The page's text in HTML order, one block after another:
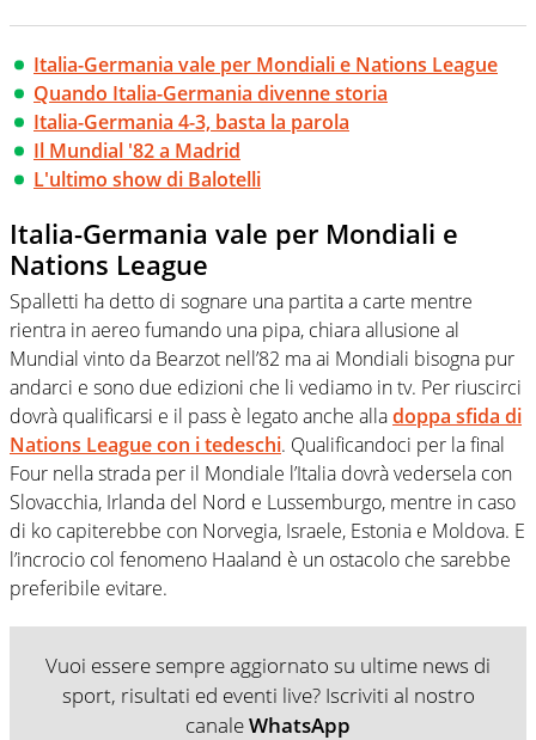
Italia-Germania vale per Mondiali e Nations League
Quando Italia-Germania divenne storia
Italia-Germania 4-3, basta la parola
Il Mundial '82 a Madrid
L'ultimo show di Balotelli
Italia-Germania vale per Mondiali e
Nations League
Spalletti ha detto di sognare una partita a carte mentre
rientra in aereo fumando una pipa, chiara allusione al
Mundial vinto da Bearzot nell’82 ma ai Mondiali bisogna pur
andarci e sono due edizioni che li vediamo in tv. Per riuscirci
dovrà qualificarsi e il pass è legato anche alladoppa sfida di
Nations League con i tedeschi. Qualificandoci per la final
Four nella strada per il Mondiale l’Italia dovrà vedersela con
Slovacchia, Irlanda del Nord e Lussemburgo, mentre in caso
di ko capiterebbe con Norvegia, Israele, Estonia e Moldova. E
l’incrocio col fenomeno Haaland è un ostacolo che sarebbe
preferibile evitare.
Vuoi essere sempre aggiornato su ultime news di
sport, risultati ed eventi live? Iscriviti al nostro
canaleWhatsApp